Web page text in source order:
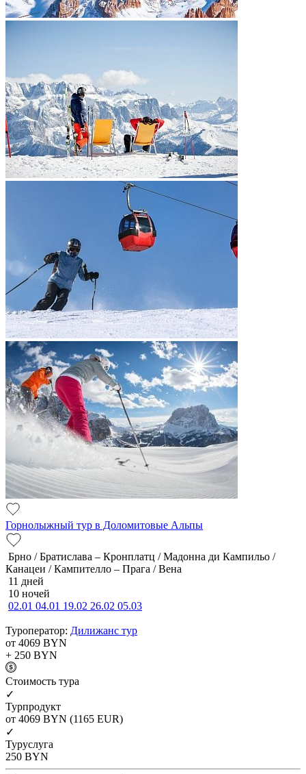
Горнолыжный тур в Доломитовые Альпы
Брно / Братислава – Кронплатц / Мадонна ди Кампильо /
Канацеи / Кампителло – Прага / Вена
11 дней
10 ночей
02.01 04.01 19.02 26.02 05.03
Туроператор: Дилижанс тур
от 4069 BYN
+ 250 BYN
Cтоимость тура
✓
Турпродукт
от 4069 BYN (1165 EUR)
✓
Туруслуга
250 BYN